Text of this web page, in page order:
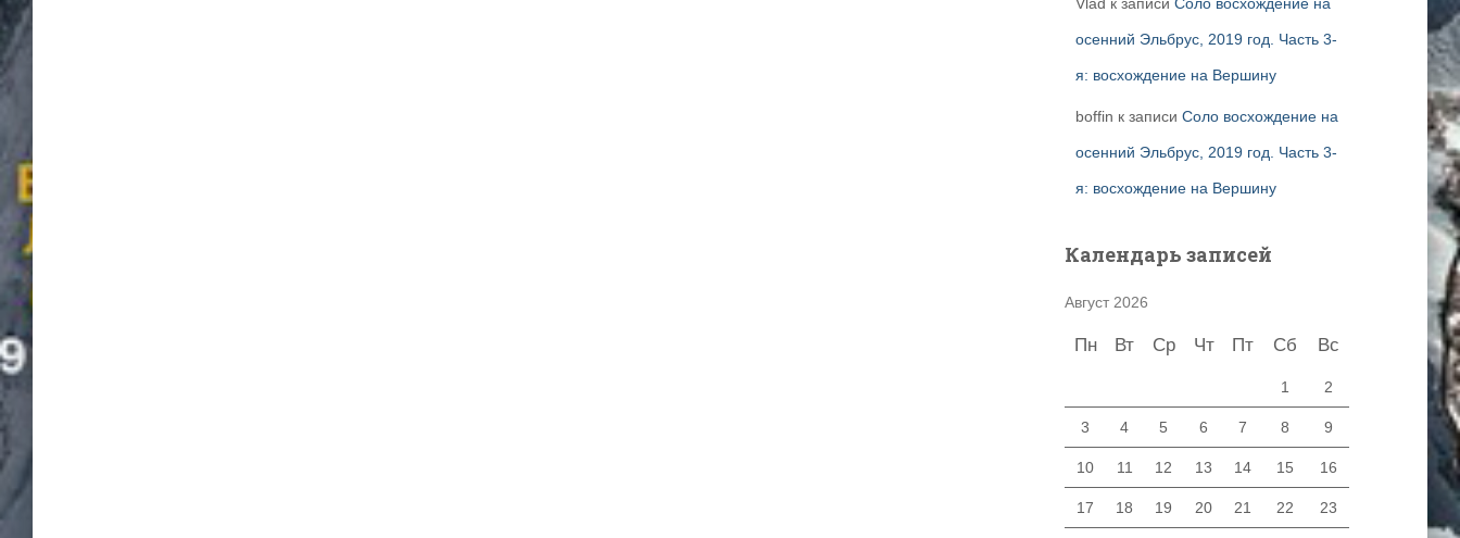
Vlad к записи Соло восхождение на
осенний Эльбрус, 2019 год. Часть 3-
я: восхождение на Вершину
boffin к записи Соло восхождение на
осенний Эльбрус, 2019 год. Часть 3-
я: восхождение на Вершину
Календарь записей
Август 2026
Пн Вт Ср Чт Пт Сб Вс
1 2
3 4 5 6 7 8 9
10 11 12 13 14 15 16
17 18 19 20 21 22 23